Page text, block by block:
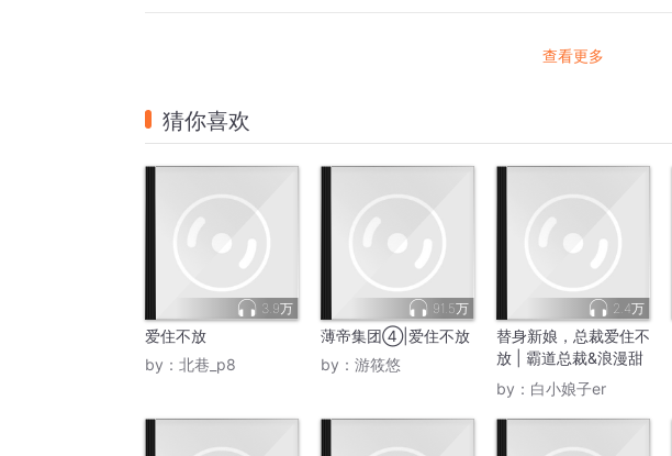
查看更多
猜你喜欢
3.9万
爱住不放
by： 北巷_p8
91.5万
薄帝集团④|爱住不放
by： 游筱悠
2.4万
替身新娘，总裁爱住不
放 | 霸道总裁&浪漫甜
宠
by： 白小娘子er